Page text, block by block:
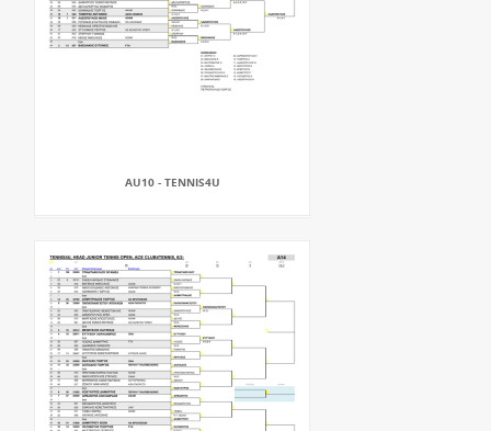
AU10 - TENNIS4U